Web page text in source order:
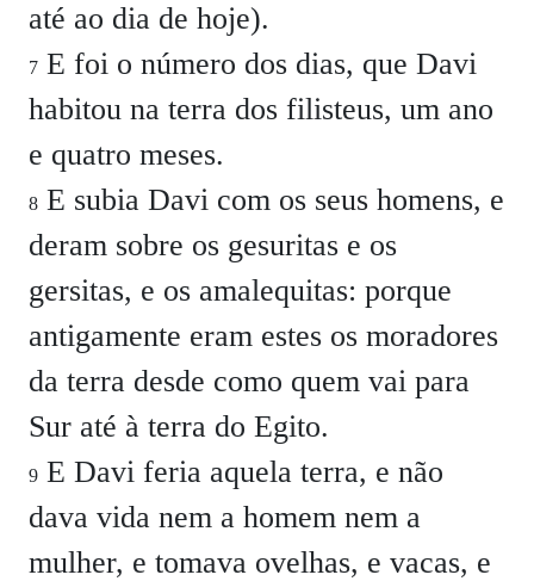
até ao dia de hoje).
7 E foi o número dos dias, que Davi
habitou na terra dos filisteus, um ano
e quatro meses.
8 E subia Davi com os seus homens, e
deram sobre os gesuritas e os
gersitas, e os amalequitas: porque
antigamente eram estes os moradores
da terra desde como quem vai para
Sur até à terra do Egito.
9 E Davi feria aquela terra, e não
dava vida nem a homem nem a
mulher, e tomava ovelhas, e vacas, e